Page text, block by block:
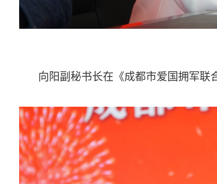
向阳副秘书长在《成都市爱国拥军联